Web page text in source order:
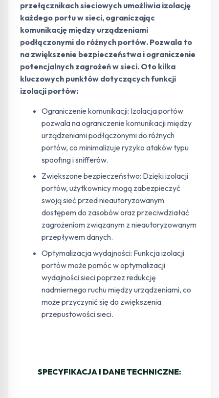
przełącznikach sieciowych umożliwia izolację
każdego portu w sieci, ograniczając
komunikację między urządzeniami
podłączonymi do różnych portów. Pozwala to
na zwiększenie bezpieczeństwa i ograniczenie
potencjalnych zagrożeń w sieci. Oto kilka
kluczowych punktów dotyczących funkcji
izolacji portów:
Ograniczenie komunikacji: Izolacja portów
pozwala na ograniczenie komunikacji między
urządzeniami podłączonymi do różnych
portów, co minimalizuje ryzyko ataków typu
spoofing i snifferów.
Zwiększone bezpieczeństwo: Dzięki izolacji
portów, użytkownicy mogą zabezpieczyć
swoją sieć przed nieautoryzowanym
dostępem do zasobów oraz przeciwdziałać
zagrożeniom związanym z nieautoryzowanym
przepływem danych.
Optymalizacja wydajności: Funkcja izolacji
portów może pomóc w optymalizacji
wydajności sieci poprzez redukcję
nadmiernego ruchu między urządzeniami, co
może przyczynić się do zwiększenia
przepustowości sieci.
SPECYFIKACJA I DANE TECHNICZNE: